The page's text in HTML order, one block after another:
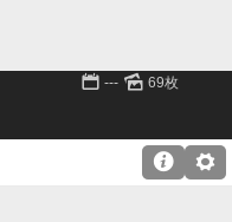
📅 --- 🌄 69枚
⚙
